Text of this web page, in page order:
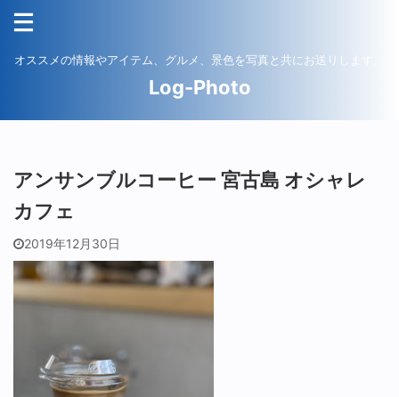
オススメの情報やアイテム、グルメ、景色を写真と共にお送りします。
Log-Photo
アンサンブルコーヒー 宮古島 オシャレ
カフェ
2019年12月30日